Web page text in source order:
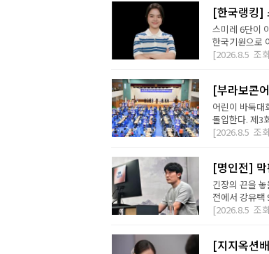
[한국랭킹]
스미레 6단이
한국기원으로
[2026.8.5 조
[부라보콘
어린이 바둑대
돌입한다. 제3
[2026.8.5 조
[명인전]
긴장의 끈을
전에서 강유택
[2026.8.5 조
[지지옥션